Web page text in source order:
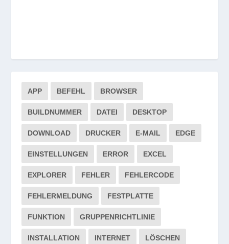
APP BEFEHL BROWSER
BUILDNUMMER DATEI DESKTOP
DOWNLOAD DRUCKER E-MAIL EDGE
EINSTELLUNGEN ERROR EXCEL
EXPLORER FEHLER FEHLERCODE
FEHLERMELDUNG FESTPLATTE
FUNKTION GRUPPENRICHTLINIE
INSTALLATION INTERNET LÖSCHEN